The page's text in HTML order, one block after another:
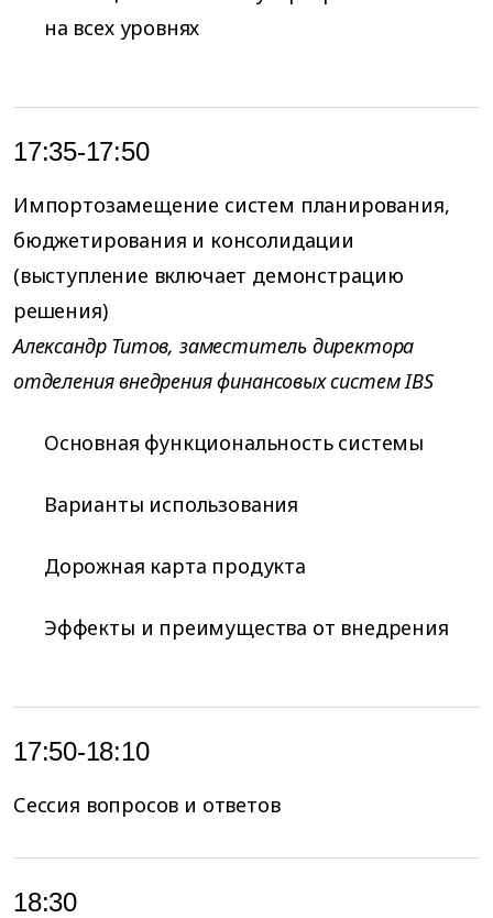
на всех уровнях
17:35-17:50
Импортозамещение систем планирования,
бюджетирования и консолидации
(выступление включает демонстрацию
решения)
Александр Титов, заместитель директора
отделения внедрения финансовых систем IBS
Основная функциональность системы
Варианты использования
Дорожная карта продукта
Эффекты и преимущества от внедрения
17:50-18:10
Сессия вопросов и ответов
18:30